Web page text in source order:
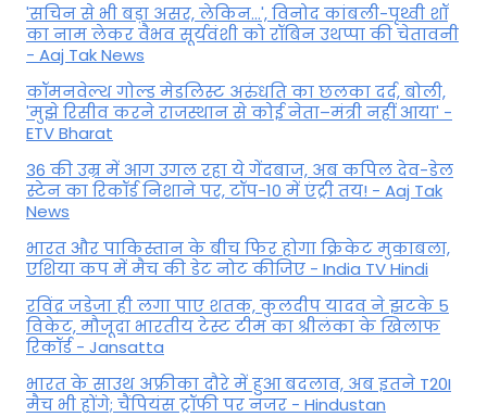
'सचिन से भी बड़ा असर, लेकिन...', व‍िनोद कांबली-पृथ्वी शॉ
का नाम लेकर वैभव सूर्यवंशी को रॉबिन उथप्पा की चेतावनी
- Aaj Tak News
कॉमनवेल्थ गोल्ड मे​डलिस्ट अरुंधति का छलका दर्द, बोली,
'मुझे रिसीव करने राजस्थान से कोई नेता–मंत्री नहीं आया' -
ETV Bharat
36 की उम्र में आग उगल रहा ये गेंदबाज, अब कपिल देव-डेल
स्टेन का रिकॉर्ड निशाने पर, टॉप-10 में एंट्री तय! - Aaj Tak
News
भारत और पाकिस्तान के बीच फिर होगा क्रिकेट मुकाबला,
एशिया कप में मैच की डेट नोट कीजिए - India TV Hindi
रविंद्र जडेजा ही लगा पाए शतक, कुलदीप यादव ने झटके 5
विकेट, मौजूदा भारतीय टेस्ट टीम का श्रीलंका के खिलाफ
रिकॉर्ड - Jansatta
भारत के साउथ अफ्रीका दौरे में हुआ बदलाव, अब इतने T20I
मैच भी होंगे; चैंपियंस ट्रॉफी पर नजर - Hindustan